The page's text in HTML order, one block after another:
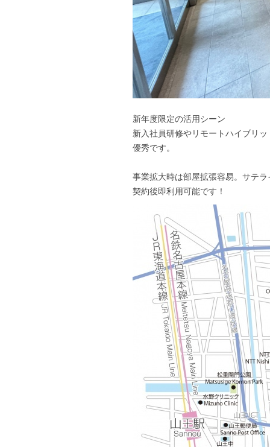
新年度限定の活用シーン
新入社員研修やリモートハイブリ
優秀です。
事業拡大時は部屋拡張容易。サテ
契約後即利用可能です！